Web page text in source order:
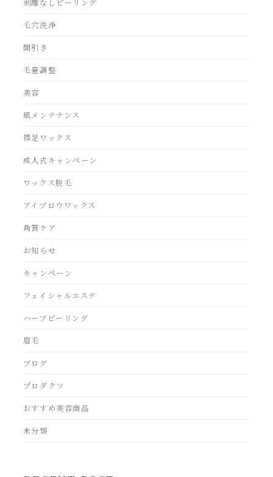
剥離なしピーリング
毛穴洗浄
間引き
毛量調整
美容
肌メンテナンス
襟足ワックス
成人式キャンペーン
ワックス脱毛
アイブロウワックス
角質ケア
お知らせ
キャンペーン
フェイシャルエステ
ハーブピーリング
眉毛
ブログ
プロダクツ
おすすめ美容商品
未分類